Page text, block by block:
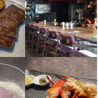
歓迎
Uターン・Iターン歓迎
以内) 即日勤務OK
ンク、配膳、接客、会計、